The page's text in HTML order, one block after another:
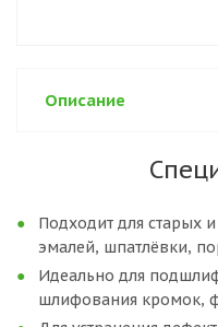
Описание
Подходит для старых
эмалей, шпатлёвки,
Идеально для
шлифования кромок,